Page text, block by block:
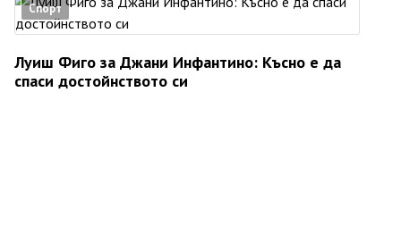
Спорт
Луиш Фиго за Джани Инфантино: Късно е да
спаси достойнството си